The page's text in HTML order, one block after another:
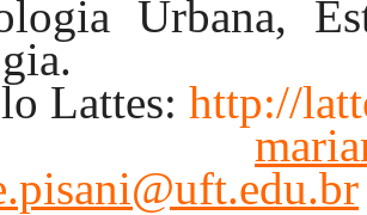
Urbana,
Lattes: http://